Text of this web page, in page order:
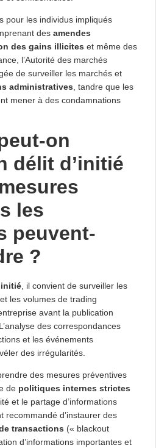
pour les individus impliqués
des amendes
des gains illicites et même des
l’Autorité des marchés
de surveiller les marchés et
administratives, tandre que les
mener à des condamnations
on
délit d’initié
les
peuvent-
?
, il convient de surveiller les
et les volumes de trading
avant la publication
des correspondances
et les événements
des irrégularités.
des mesures préventives
de politiques internes strictes
et le partage d’informations
recommandé d’instaurer des
transactions (« blackout
d’informations importantes et